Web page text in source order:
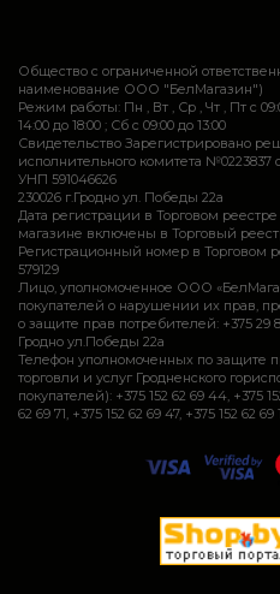
Общество с ограниченной
наименование ООО "БелМагазин")
Режим работы: Пн , Вт , Ср , Чт , Пт c
14:00 до 18:00 ; Сб c 09:00 до 13:00
Свидетельство Зарегистрировано
исполнительного комитета №0223837
УНП 591046626
230026 г.Гродно ул. Победы 22а
Дата регистрации в Торговом
магазине включены в Торговый
Регистрационный номер в Торговом
579129
Лицо, уполномоченное ООО
покупателей о нарушении их прав,
о защите прав потребителей: +375 29
Гродно ул.Победы 22а
Телефон уполномоченных по защите
торговли и услуг Гродненского
покупателей): +375 152 62 69 44, +375
62 69 71, +375 152 62 69 47, +375 152 62 69